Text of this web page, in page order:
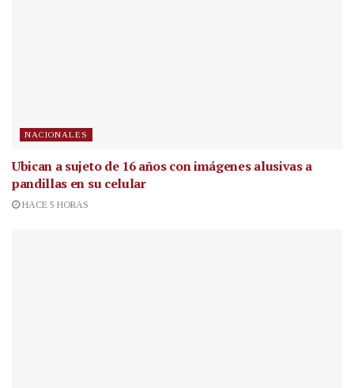
NACIONALES
Ubican a sujeto de 16 años con imágenes alusivas a
pandillas en su celular
HACE 5 HORAS